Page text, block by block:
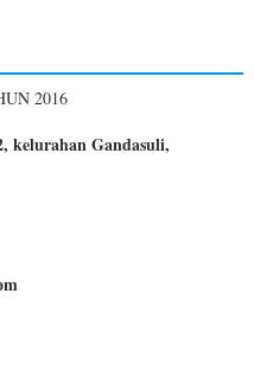
2016
kelurahan Gandasuli,